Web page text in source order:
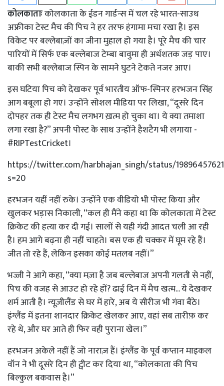
कोलकाताःकोलकाता के ईडन गार्डन्स में चल रहे भारत-साउथ
अफ्रीका टेस्ट मैच की पिच ने हर तरफ हंगामा मचा रखा है। इस
विकेट पर बल्लेबाज़ों का जीना मुहाल हो गया है। पूरे मैच की चार
पारियों में सिर्फ एक बल्लेबाज टेम्बा बावुमा ही अर्धशतक जड़ पाए।
बाकी सभी बल्लेबाज स्पिन के सामने घुटने टेकते नजर आए।
इस घटिया पिच को देखकर पूर्व भारतीय ऑफ-स्पिनर हरभजन सिंह
आग बबूला हो गए। उन्होंने सोशल मीडिया पर लिखा, “दूसरे दिन
दोपहर तक ही टेस्ट मैच लगभग ख़त्म हो चुका था। ये क्या तमाशा
लगा रखा है?” अपनी पोस्ट के साथ उन्होंने हैशटैग भी लगाया -
#RIPTestCricket।
https://twitter.com/harbhajan_singh/status/
s=20
हरभजन यहीं नहीं रुके। उन्होंने एक वीडियो भी पोस्ट किया और
खुलकर भड़ास निकाली, “कल ही मैंने कहा था कि कोलकाता में टेस्ट
क्रिकेट की हत्या कर दी गई। सालों से यही गंदी आदत चली आ रही
है। हम आगे बढ़ना ही नहीं चाहते। बस एक ही चक्कर में घूम रहे हैं।
जीत तो रहे हैं, लेकिन इसका कोई मतलब नहीं।”
भज्जी ने आगे कहा, “क्या मज़ा है जब बल्लेबाज अपनी गलती से नहीं,
पिच की वजह से आउट हो रहे हों? ढाई दिन में मैच खत्म... ये देखकर
शर्म आती है। न्यूज़ीलैंड से घर में हारे, अब ये सीरीज भी गंवा बैठे।
इंग्लैंड में इतना शानदार क्रिकेट खेलकर आए, वहां सब तारीफ़ कर
रहे थे, और घर आते ही फिर वही पुराना खेल।”
हरभजन अकेले नहीं हैं जो नाराज़ हैं। इंग्लैंड के पूर्व कप्तान माइकल
वॉन ने भी दूसरे दिन ही ट्वीट कर दिया था, “कोलकाता की पिच
बिल्कुल बकवास है।”